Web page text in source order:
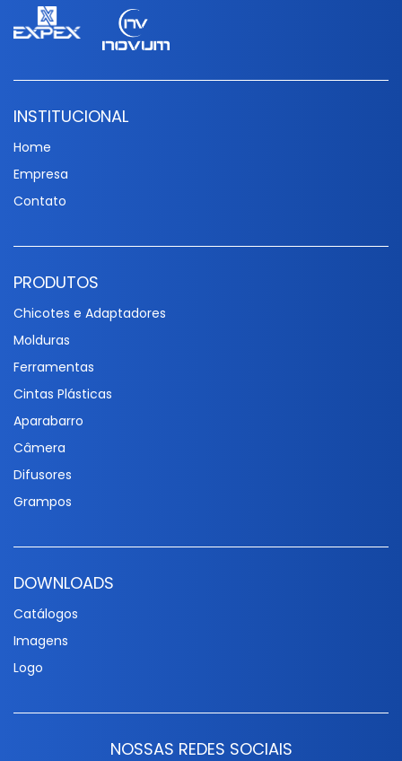
INSTITUCIONAL
Home
Empresa
Contato
PRODUTOS
Chicotes e Adaptadores
Molduras
Ferramentas
Cintas Plásticas
Aparabarro
Câmera
Difusores
Grampos
DOWNLOADS
Catálogos
Imagens
Logo
NOSSAS REDES SOCIAIS